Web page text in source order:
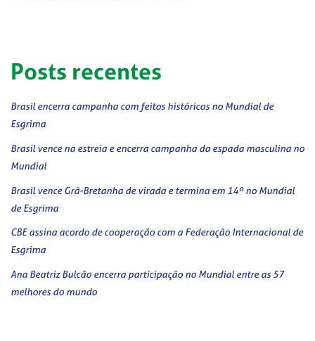
Posts recentes
Brasil encerra campanha com feitos históricos no Mundial de
Esgrima
Brasil vence na estreia e encerra campanha da espada masculina no
Mundial
Brasil vence Grã-Bretanha de virada e termina em 14º no Mundial
de Esgrima
CBE assina acordo de cooperação com a Federação Internacional de
Esgrima
Ana Beatriz Bulcão encerra participação no Mundial entre as 57
melhores do mundo